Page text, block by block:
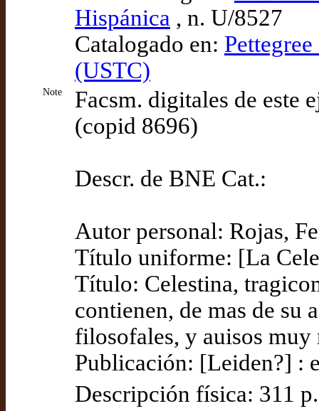
Hispánica , n. U/8527
Catalogado en:
(USTC)
Note
Facsm. digitales de este
(copid 8696)
Descr. de BNE Cat.:
Autor personal: Rojas,
Título uniforme: [La
Título: Celestina,
contienen, de mas de su
filosofales, y auisos
Publicación: [Leiden?] :
Descripción física: 311